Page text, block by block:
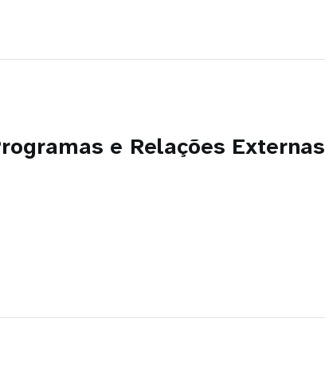
e Relações Externas